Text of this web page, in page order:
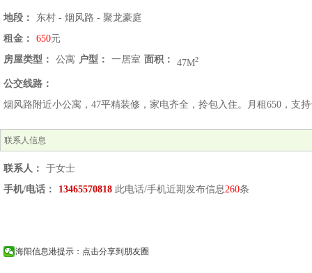
地段：
东村 - 烟风路 - 聚龙豪庭
租金：
650元
房屋类型：
公寓 户型： 一居室 面积： 47M2
公交线路：
烟风路附近小公寓，47平精装修，家电齐全，拎包入住。月租650，支
联系人信息
联系人：
于女士
手机/电话：
13465570818 此电话/手机近期发布信息 260条
海阳信息港提示：点击分享到朋友圈